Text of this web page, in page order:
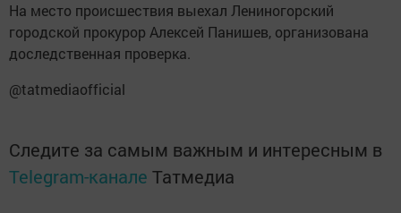
На место происшествия выехал Лениногорский
городской прокурор Алексей Панишев, организована
доследственная проверка.
@tatmediaofficial
Следите за самым важным и интересным в
Telegram-канале Татмедиа